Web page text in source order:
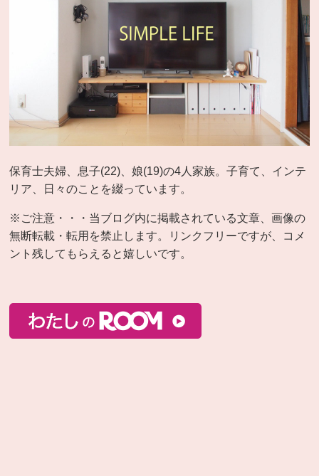
保育士夫婦、息子(22)、娘(19)の4人家族。子育て、インテ
リア、日々のことを綴っています。
※ご注意・・・当ブログ内に掲載されている文章、画像の
無断転載・転用を禁止します。リンクフリーですが、コメ
ント残してもらえると嬉しいです。